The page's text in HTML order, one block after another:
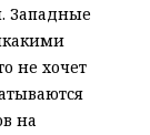
Западные
не хочет
на